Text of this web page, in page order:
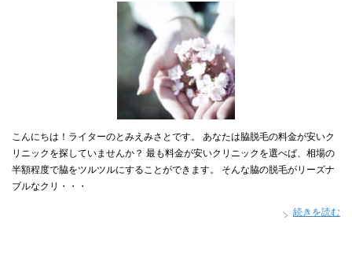
こんにちは！ライターのとみえみさとです。 あなたは脇脱毛の料金が安いク
リニックを探していませんか？ 最も料金が安いクリニックを選べば、相場の
半額程度で脇をツルツルにすることができます。 そんな脇の脱毛がリーズナ
ブルなクリ・・・
続きを読む